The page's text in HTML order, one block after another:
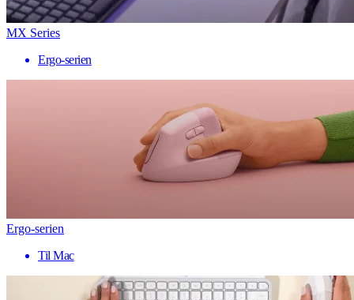
MX Series
Ergo-serien
Ergo-serien
Til Mac